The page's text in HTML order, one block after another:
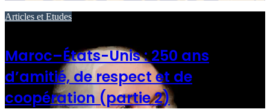
Articles et Etudes
Maroc–États-Unis : 250 ans
d’amitié, de respect et de
coopération (partie 2)